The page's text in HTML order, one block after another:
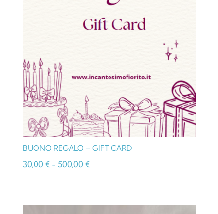
BUONO REGALO – GIFT CARD
30,00 € - 500,00 €Fascia
30,00 €